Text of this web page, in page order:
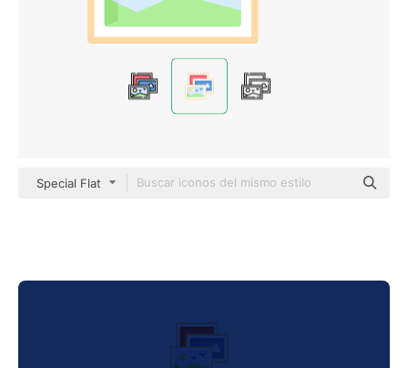
Special Flat